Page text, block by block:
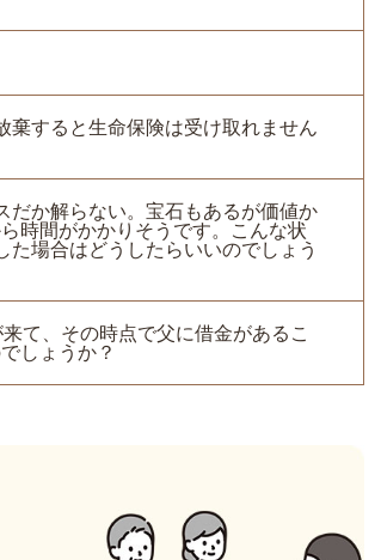
棄すると生命保険は受け取れません
だか解らない。宝石もあるが価値か
時間がかかりそうです。こんな状
場合はどうしたらいいのでしょう
て、その時点で父に借金があるこ
しょうか？